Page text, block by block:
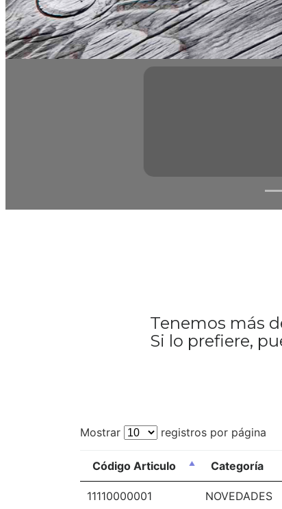
Tenemos más
Si lo prefiere,
Mostrar registros por página
Código Articulo Categoría
11110000001 NOVEDADES